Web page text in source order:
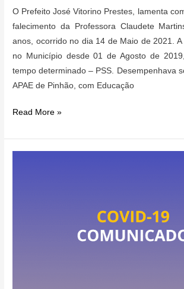
O Prefeito José Vitorino Prestes, lamenta
falecimento da Professora Claudete
anos, ocorrido no dia 14 de Maio de 2021. A
no Município desde 01 de Agosto de
tempo determinado – PSS. Desempenhava
APAE de Pinhão, com Educação
Nota
Pesar
Read More »